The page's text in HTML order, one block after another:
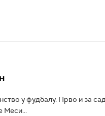
у фудбалу. Прво и за
Меси...